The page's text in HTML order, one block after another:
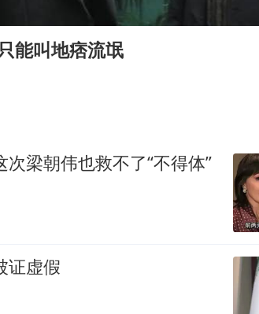
金属牙冠视频不实
高温达41.8℃
上天再破吉尼斯纪录
能叫地痞流氓
梁朝伟也救不了“不得体”
证虚假